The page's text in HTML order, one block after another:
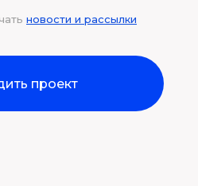
новости и рассылки
проект